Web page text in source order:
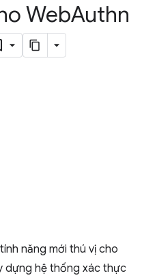
WebAuthn
năng mới thú vị cho
dựng hệ thống xác thực